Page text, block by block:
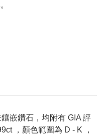
嵌鑽石，均附有 GIA 評
，顏色範圍為 D - K ，